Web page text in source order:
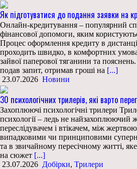
Як підготуватися до подання заявки на
Онлайн-кредитування – популярний
фінансової допомоги, яким
Процес оформлення кредиту в
проходить швидко, в комфортних
зайвої паперової тяганини та
подав запит, отримав гроші на [...]
23.07.2026 Новини
30 психологічних трилерів, які варто
Захоплюючі психологічні трилери
психології – ледь не найзахоплюючий
переслідувачем і втікачем, між
випадковими чи принциповими
та в звичайному пересічному житті,
на сюжет [...]
23.07.2026 Добірки, Трилери